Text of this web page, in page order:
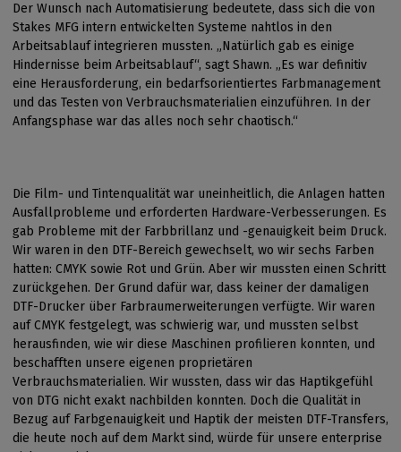
Der Wunsch nach Automatisierung bedeutete, dass sich die von
Stakes MFG intern entwickelten Systeme nahtlos in den
Arbeitsablauf integrieren mussten. „Natürlich gab es einige
Hindernisse beim Arbeitsablauf“, sagt Shawn. „Es war definitiv
eine Herausforderung, ein bedarfsorientiertes Farbmanagement
und das Testen von Verbrauchsmaterialien einzuführen. In der
Anfangsphase war das alles noch sehr chaotisch.“
Die Film- und Tintenqualität war uneinheitlich, die Anlagen hatten
Ausfallprobleme und erforderten Hardware-Verbesserungen. Es
gab Probleme mit der Farbbrillanz und -genauigkeit beim Druck.
Wir waren in den DTF-Bereich gewechselt, wo wir sechs Farben
hatten: CMYK sowie Rot und Grün. Aber wir mussten einen Schritt
zurückgehen. Der Grund dafür war, dass keiner der damaligen
DTF-Drucker über Farbraumerweiterungen verfügte. Wir waren
auf CMYK festgelegt, was schwierig war, und mussten selbst
herausfinden, wie wir diese Maschinen profilieren konnten, und
beschafften unsere eigenen proprietären
Verbrauchsmaterialien. Wir wussten, dass wir das Haptikgefühl
von DTG nicht exakt nachbilden konnten. Doch die Qualität in
Bezug auf Farbgenauigkeit und Haptik der meisten DTF-Transfers,
die heute noch auf dem Markt sind, würde für unsere enterprise